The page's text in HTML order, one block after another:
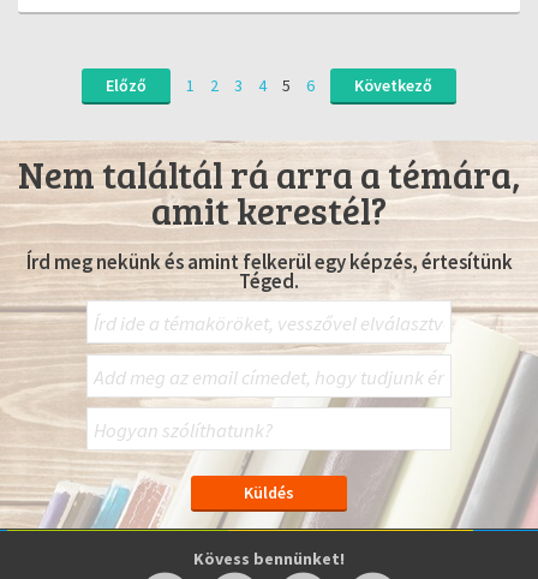
Előző 1 2 3 4 5 6 Következő
Nem találtál rá arra a témára,
amit kerestél?
Írd meg nekünk és amint felkerül egy képzés, értesítünk
Téged.
Kövess bennünket!